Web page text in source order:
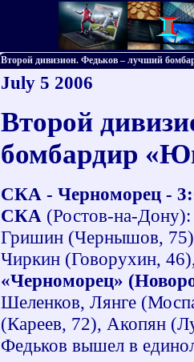
Второй дивизион. Федьков – лучший
July 5 2006
Второй
бомбардир
СКА - Черноморец -
СКА (Ростов-на-
Гришин (Чернышов,
Чиркин (Говорухин,
«Черноморец»
Шеленков, Лянге
(Кареев, 72), Акопян
Федьков вышел в